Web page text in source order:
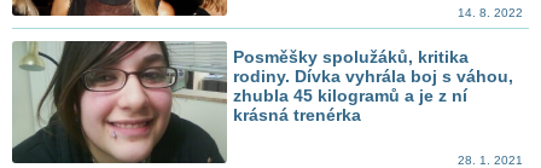
14. 8. 2022
Posměšky spolužáků, kritika
rodiny. Dívka vyhrála boj s váhou,
zhubla 45 kilogramů a je z ní
krásná trenérka
28. 1. 2021